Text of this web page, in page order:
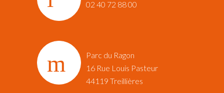
02 40 72 88 00
Parc du Ragon
16 Rue Louis Pasteur‎
44119 Treillières